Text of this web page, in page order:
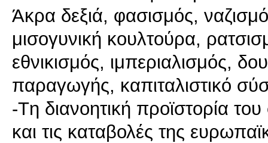
Άκρα δεξιά, φασισμός,
μισογυνική κουλτούρα,
εθνικισμός, ιμπεριαλισμός,
παραγωγής, καπιταλιστικό
-Tη διανοητική προϊστορία
και τις καταβολές της